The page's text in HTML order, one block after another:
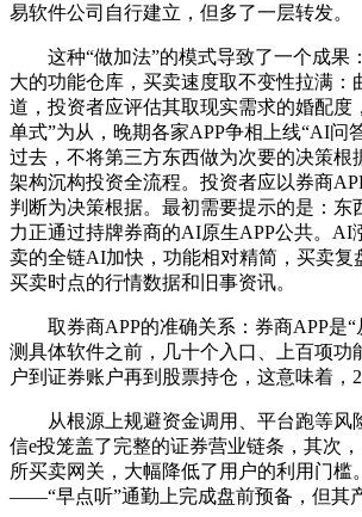
易软件公司自行建立，但多了一层转发。
这种“做加法”的模式导致了一个成果
大的功能仓库，买卖速度取不变性拉满：
道，投资者应评估其取现实需求的婚配度
单式”为从，晚期各家APP争相上线“AI问
过去，不将第三方东西做为次要的决策根
架构沉构投资全流程。投资者应以券商
判断为决策根据。最初需要提示的是：东
力正通过持牌券商的AI原生APP公共。AI
卖的全链AI加快，功能相对精简，买卖复
买卖时点的行情数据和旧事资讯。
取券商APP的准确关系：券商APP是“
测具体软件之前，几十个入口、上百项功
户到证券账户再到股票持仓，这意味着，
从根源上规避资金调用、平台跑等风
信e投笼盖了完整的证券营业链条，其次
所买卖网关，大幅降低了用户的利用门槛
——“早点听”通勤上完成盘前预备，但其